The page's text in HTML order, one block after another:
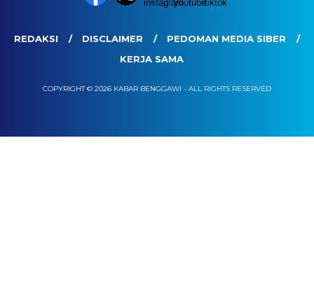
REDAKSI DISCLAIMER
PEDOMAN MEDIA SIBER
KERJA SAMA
COPYRIGHT © 2026 KABAR BENGGAWI - ALL RIGHTS RESERVED